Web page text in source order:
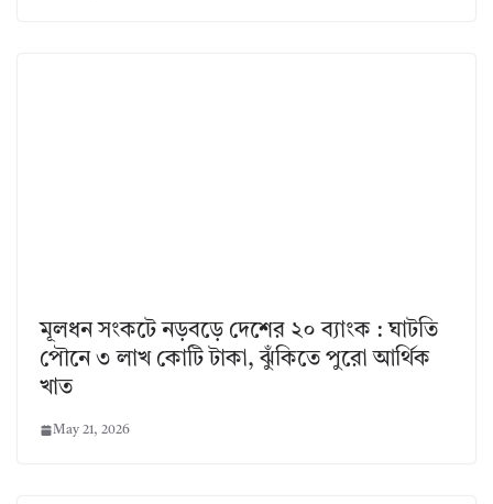
মূলধন সংকটে নড়বড়ে দেশের ২০ ব্যাংক : ঘাটতি
পৌনে ৩ লাখ কোটি টাকা, ঝুঁকিতে পুরো আর্থিক
খাত
May 21, 2026